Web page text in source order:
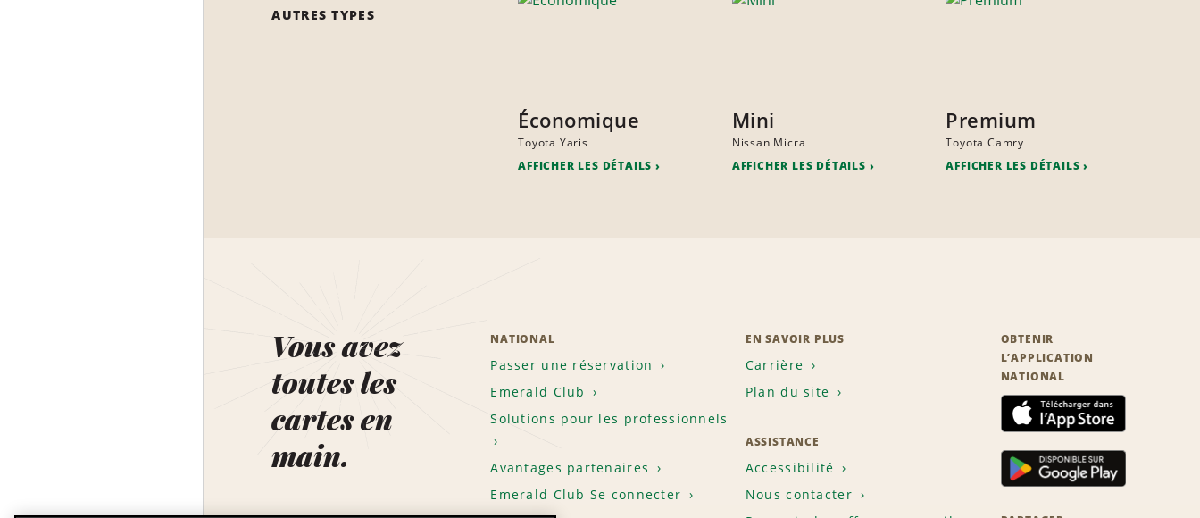
AUTRES TYPES
Économique
Toyota Yaris
AFFICHER LES DÉTAILS
Mini
Nissan Micra
AFFICHER LES DÉTAILS
Premium
Toyota Camry
AFFICHER LES DÉTAILS
Vous avez
toutes les
cartes en
main.
NATIONAL
Passer une réservation
Emerald Club
Solutions pour les professionnels
Avantages partenaires
Emerald Club Se connecter
EN SAVOIR PLUS
Carrière
Plan du site
ASSISTANCE
Accessibilité
Nous contacter
OBTENIR
L’APPLICATION
NATIONAL